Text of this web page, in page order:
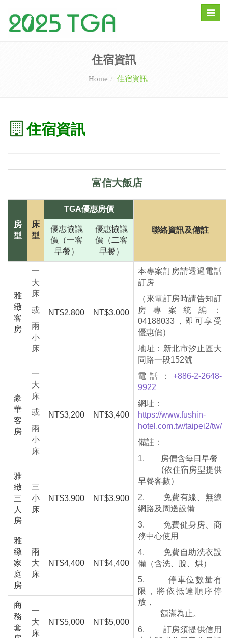
Toggle
住宿資訊
Home 住宿資訊
住宿資訊
富信大飯店
房
型
床
型
TGA優惠房價
聯絡資訊及備註
優惠協議
價（一客
早餐）
優惠協議
價（二客
早餐）
雅
緻
客
房
一
大
床
或
兩
小
床
NT$2,800 NT$3,000
本專案訂房請透過電話
訂房
（來電訂房時請告知訂
房專案統編：
04188033，即可享受
優惠價）
地址：新北市汐止區大
同路一段152號
電話： +886-2-2648-
9922
網址：
https://www.fushin-
hotel.com.tw/taipei2/tw/
備註：
1. 房價含每日早餐
(依住宿房型提供
早餐客數）
2. 免費有線、無線
網路及周邊設備
3. 免費健身房、商
務中心使用
4. 免費自助洗衣設
備（含洗、脫、烘）
5. 停車位數量有
限，將依抵達順序停
放，
額滿為止。
6. 訂房須提供信用
豪
華
客
房
一
大
床
或
兩
小
床
NT$3,200 NT$3,400
雅
緻
三
人
房
三
小
床
NT$3,900 NT$3,900
雅
緻
家
庭
房
兩
大
床
NT$4,400 NT$4,400
商
務
套
一
大
床
NT$5,000 NT$5,000